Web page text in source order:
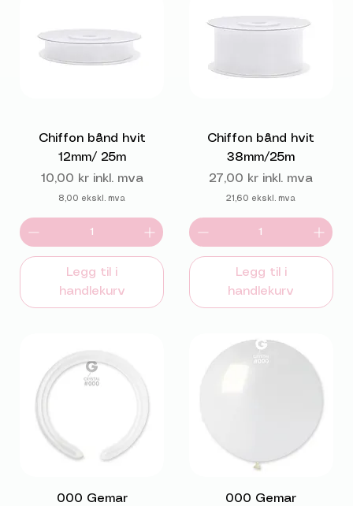
Chiffon bånd hvit
12mm/ 25m
Pris
10,00 kr inkl. mva
8,00 ekskl. mva
Legg til i
handlekurv
Chiffon bånd hvit
38mm/25m
Pris
27,00 kr inkl. mva
21,60 ekskl. mva
Legg til i
handlekurv
000 Gemar
000 Gemar